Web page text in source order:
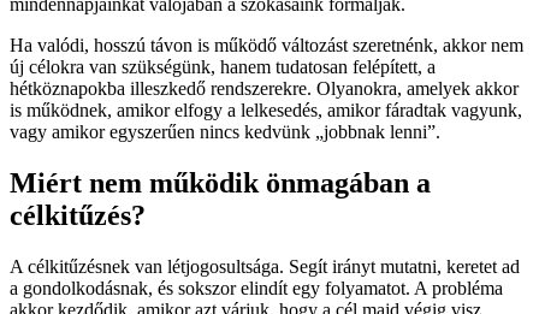
Ha valódi, hosszú távon is működő változást szeretnénk, akkor nem
új célokra van szükségünk, hanem tudatosan felépített, a
hétköznapokba illeszkedő rendszerekre. Olyanokra, amelyek akkor
is működnek, amikor elfogy a lelkesedés, amikor fáradtak vagyunk,
vagy amikor egyszerűen nincs kedvünk „jobbnak lenni”.
Miért nem működik önmagában a
célkitűzés?
A célkitűzésnek van létjogosultsága. Segít irányt mutatni, keretet ad
a gondolkodásnak, és sokszor elindít egy folyamatot. A probléma
akkor kezdődik, amikor azt várjuk, hogy a cél majd végig visz